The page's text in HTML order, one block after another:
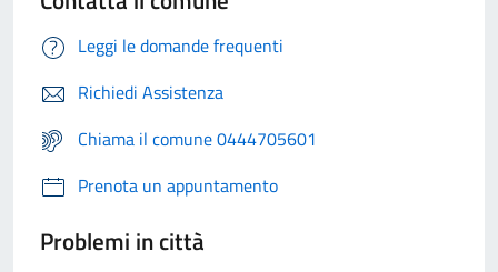
Leggi le domande frequenti
Richiedi Assistenza
Chiama il comune 0444705601
Prenota un appuntamento
Problemi in città